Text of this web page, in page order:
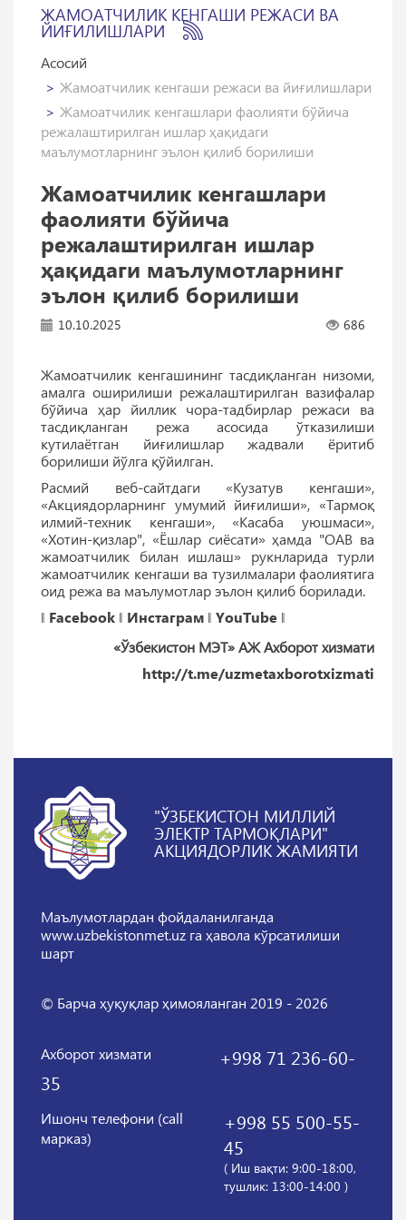
ЖАМОАТЧИЛИК КЕНГАШИ РЕЖАСИ ВА
ЙИҒИЛИШЛАРИ
Асосий
Жамоатчилик кенгаши режаси ва йиғилишлари
Жамоатчилик кенгашлари фаолияти бўйича
режалаштирилган ишлар ҳақидаги
маълумотларнинг эълон қилиб борилиши
Жамоатчилик кенгашлари
фаолияти бўйича
режалаштирилган ишлар
ҳақидаги маълумотларнинг
эълон қилиб борилиши
10.10.2025 686
Жамоатчилик кенгашининг тасдиқланган низоми,
амалга оширилиши режалаштирилган вазифалар
бўйича ҳар йиллик чора-тадбирлар режаси ва
тасдиқланган режа асосида ўтказилиши
кутилаётган йиғилишлар жадвали ёритиб
борилиши йўлга қўйилган.
Расмий веб-сайтдаги «Кузатув кенгаши»,
«Акциядорларнинг умумий йиғилиши», «Тармоқ
илмий-техник кенгаши», «Касаба уюшмаси»,
«Хотин-қизлар", «Ёшлар сиёсати» ҳамда "ОАВ ва
жамоатчилик билан ишлаш» рукнларида турли
жамоатчилик кенгаши ва тузилмалари фаолиятига
оид режа ва маълумотлар эълон қилиб борилади.
‖ Facebook ‖ Инстаграм ‖ YouTube ‖
«Ўзбекистон МЭТ» АЖ Ахборот хизмати
http://t.me/uzmetaxborotxizmati
"ЎЗБЕКИСТОН МИЛЛИЙ
ЭЛЕКТР ТАРМОҚЛАРИ"
АКЦИЯДОРЛИК ЖАМИЯТИ
Маълумотлардан фойдаланилганда
www.uzbekistonmet.uz га ҳавола кўрсатилиши
шарт
© Барча ҳуқуқлар ҳимояланган 2019 - 2026
Ахборот хизмати
+998 71 236-60-
35
Ишонч телефони (call
марказ)
+998 55 500-55-
45
( Иш вақти: 9:00-18:00,
тушлик: 13:00-14:00 )